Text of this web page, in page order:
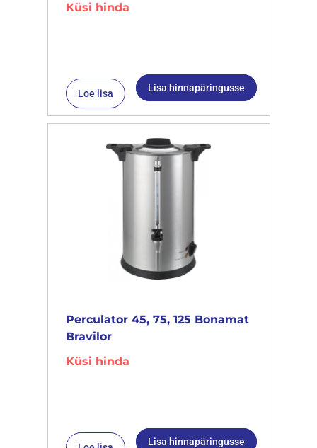
Küsi hinda
Loe lisa Lisa hinnapäringusse
Perculator 45, 75, 125 Bonamat
Bravilor
Küsi hinda
Lisa hinnapäringusse